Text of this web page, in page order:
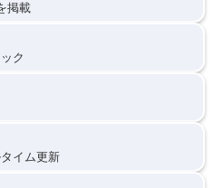
掲載
ク
イム更新